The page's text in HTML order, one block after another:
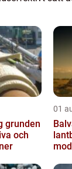
ett nytt
och
01
lantbruk